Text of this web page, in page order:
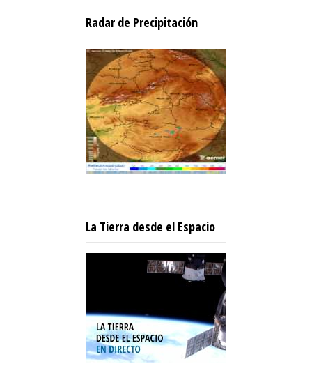
Radar de Precipitación
La Tierra desde el Espacio